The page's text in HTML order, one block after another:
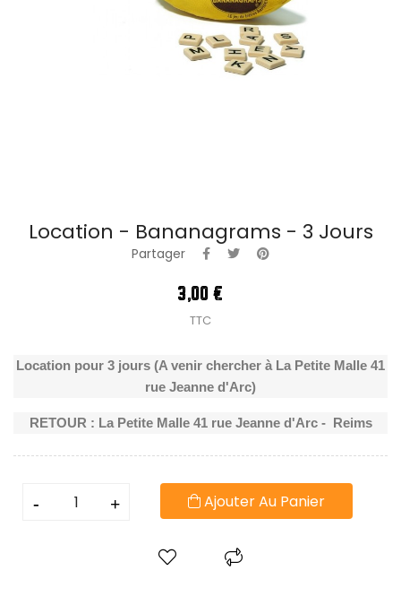
Location - Bananagrams - 3 Jours
Partager
3,00 €
TTC
Location pour 3 jours (A venir chercher à La Petite Malle 41
rue Jeanne d'Arc)
RETOUR : La Petite Malle 41 rue Jeanne d'Arc - Reims
Ajouter Au Panier